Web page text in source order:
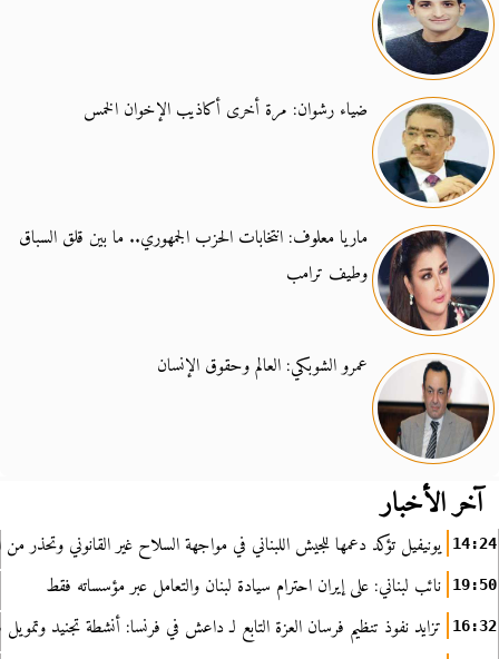
ضياء رشوان: مرة أخرى أكاذيب الإخوان الخمس
ماريا معلوف: انتخابات الحزب الجمهوري.. ما بين قلق السباق
وطيف ترامب
عمرو الشوبكي: العالم وحقوق الإنسان
آخر الأخبار
14:24 يونيفيل تؤكد دعمها للجيش اللبناني في مواجهة السلاح غير القانوني وتحذر من
19:50 نائب لبناني: على إيران احترام سيادة لبنان والتعامل عبر مؤسساته فقط
16:32 تزايد نفوذ تنظيم فرسان العزة التابع لـ داعش في فرنسا: أنشطة تجنيد